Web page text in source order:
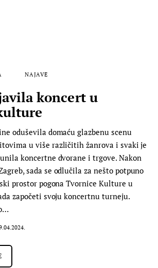
NAJAVE
koncert u
oduševila domaću glazbenu scenu
u više različitih žanrova i svaki je
koncertne dvorane i trgove. Nakon
sada se odlučila za nešto potpuno
prostor pogona Tvornice Kulture u
započeti svoju koncertnu turneju.